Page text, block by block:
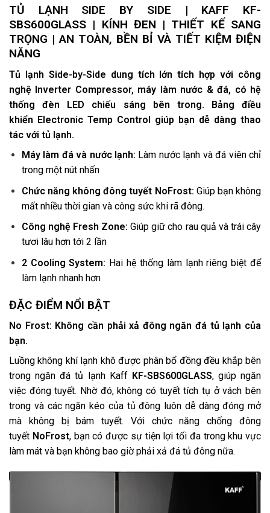
TỦ LẠNH SIDE BY SIDE | KAFF KF-
SBS600GLASS | KÍNH ĐEN | THIẾT KẾ SANG
TRỌNG | AN TOÀN, BỀN BỈ VÀ TIẾT KIỆM ĐIỆN
NĂNG
Tủ lạnh Side-by-Side dung tích lớn tích hợp với công
nghệ Inverter Compressor, máy làm nước & đá, có hệ
thống đèn LED chiếu sáng bên trong. Bảng điều
khiển Electronic Temp Control giúp bạn dễ dàng thao
tác với tủ lạnh.
Máy làm đá và nước lạnh: Làm nước lạnh và đá viên chỉ
trong một nút nhấn
Chức năng không đông tuyết NoFrost: Giúp bạn không
mất nhiều thời gian và công sức khi rã đông.
Công nghệ Fresh Zone: Giúp giữ cho rau quả và trái cây
tươi lâu hơn tới 2 lần
2 Cooling System: Hai hệ thống làm lạnh riêng biệt để
làm lạnh nhanh hơn
ĐẶC ĐIỂM NỔI BẬT
No Frost: Không cần phải xả đông ngăn đá tủ lạnh của
bạn.
Luồng không khí lạnh khô được phân bổ đồng đều khắp bên
trong ngăn đá tủ lạnh Kaff KF-SBS600GLASS, giúp ngăn
việc đóng tuyết. Nhờ đó, không có tuyết tích tụ ở vách bên
trong và các ngăn kéo của tủ đông luôn dễ dàng đóng mở
mà không bị bám tuyết. Với chức năng chống đông
tuyết NoFrost, bạn có được sự tiện lợi tối đa trong khu vực
làm mát và bạn không bao giờ phải xả đá tủ đông nữa.